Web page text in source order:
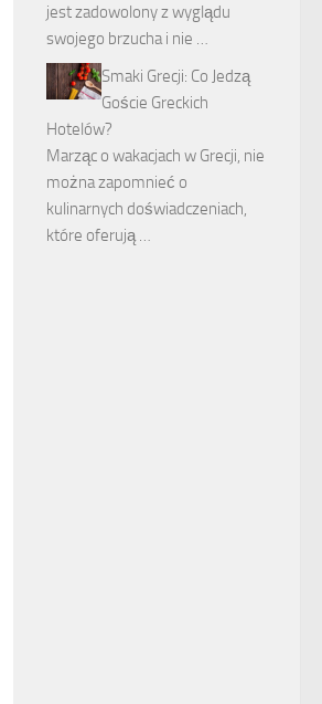
jest zadowolony z wyglądu
swojego brzucha i nie …
Smaki Grecji: Co Jedzą
Goście Greckich
Hotelów?
Marząc o wakacjach w Grecji, nie
można zapomnieć o
kulinarnych doświadczeniach,
które oferują …